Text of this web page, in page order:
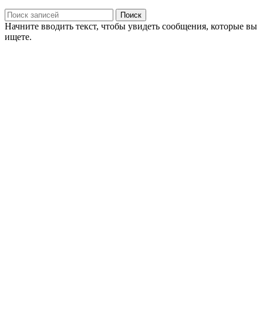
Поиск
Начните вводить текст, чтобы увидеть сообщения, которые вы
ищете.